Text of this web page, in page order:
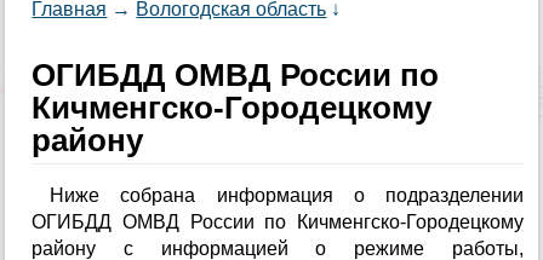
Главная → Вологодская область ↓
ОГИБДД ОМВД России по
Кичменгско-Городецкому
району
Ниже собрана информация о подразделении
ОГИБДД ОМВД России по Кичменгско-Городецкому
району с информацией о режиме работы,